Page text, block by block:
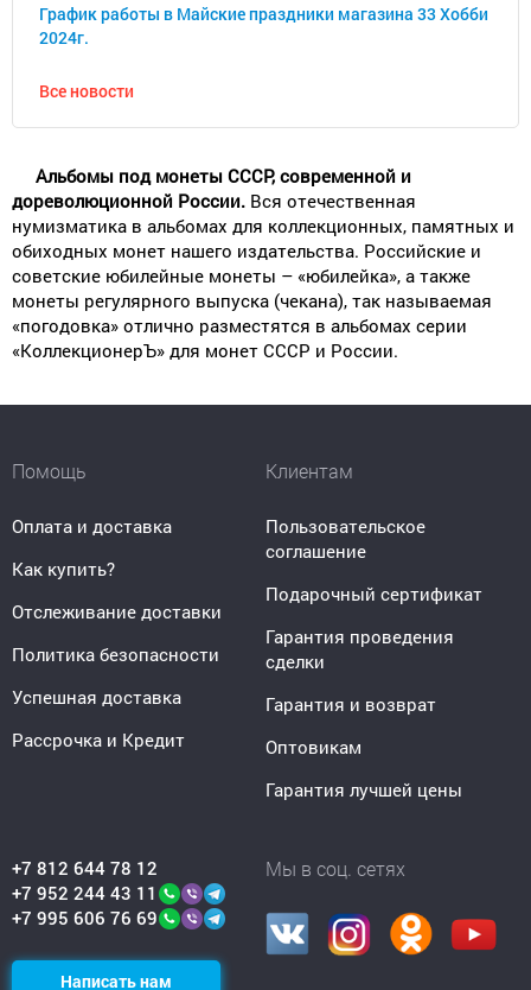
График работы в Майские праздники магазина 33 Хобби
2024г.
Все новости
Альбомы под монеты СССР, современной и
дореволюционной России. Вся отечественная
нумизматика в альбомах для коллекционных, памятных и
обиходных монет нашего издательства. Российские и
советские юбилейные монеты – «юбилейка», а также
монеты регулярного выпуска (чекана), так называемая
«погодовка» отлично разместятся в альбомах серии
«КоллекционерЪ» для монет СССР и России.
Помощь
Оплата и доставка
Как купить?
Отслеживание доставки
Политика безопасности
Успешная доставка
Рассрочка и Кредит
Клиентам
Пользовательское
соглашение
Подарочный сертификат
Гарантия проведения
сделки
Гарантия и возврат
Оптовикам
Гарантия лучшей цены
+7 812 644 78 12
+7 952 244 43 11
+7 995 606 76 69
Написать нам
Мы в соц. сетях